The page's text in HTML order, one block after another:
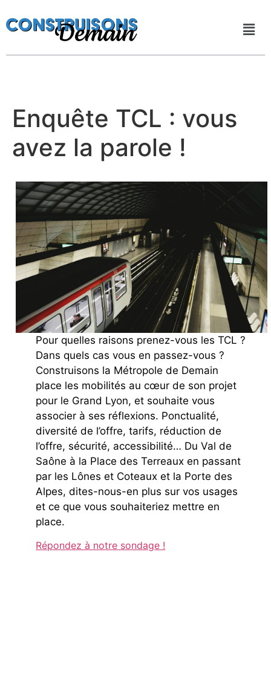
Enquête TCL : vous
avez la parole !
Pour quelles raisons prenez-vous les TCL ?
Dans quels cas vous en passez-vous ?
Construisons la Métropole de Demain
place les mobilités au cœur de son projet
pour le Grand Lyon, et souhaite vous
associer à ses réflexions. Ponctualité,
diversité de l’offre, tarifs, réduction de
l’offre, sécurité, accessibilité… Du Val de
Saône à la Place des Terreaux en passant
par les Lônes et Coteaux et la Porte des
Alpes, dites-nous-en plus sur vos usages
et ce que vous souhaiteriez mettre en
place.
Répondez à notre sondage !